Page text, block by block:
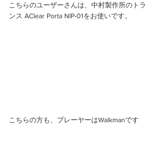
こちらのユーザーさんは、中村製作所のトラ
ンス AClear Porta NIP-01をお使いです。
こちらの方も、プレーヤーはWalkmanです